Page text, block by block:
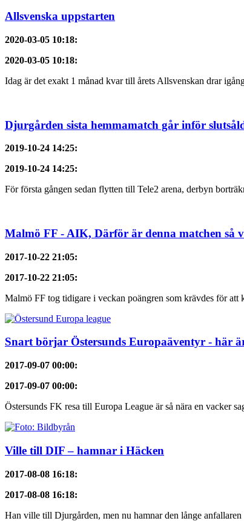
Allsvenska uppstarten
2020-03-05 10:18:
2020-03-05 10:18:
Idag är det exakt 1 månad kvar till årets Allsvenskan drar
Djurgården sista hemmamatch går inför
2019-10-24 14:25:
2019-10-24 14:25:
För första gången sedan flytten till Tele2 arena, derbyn
Malmö FF - AIK, Därför är denna matchen så
2017-10-22 21:05:
2017-10-22 21:05:
Malmö FF tog tidigare i veckan poängren som krävdes för att
Snart börjar Östersunds Europaäventyr - här
2017-09-07 00:00:
2017-09-07 00:00:
Östersunds FK resa till Europa League är så nära en vacker
Ville till DIF – hamnar i Häcken
2017-08-08 16:18:
2017-08-08 16:18:
Han ville till Djurgården, men nu hamnar den långe